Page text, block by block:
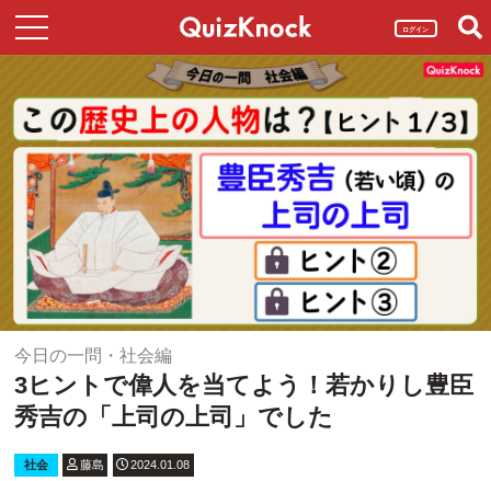
ログイン
今日の一問・社会編
3ヒントで偉人を当てよう！若かりし豊臣
秀吉の「上司の上司」でした
社会 藤島 2024.01.08